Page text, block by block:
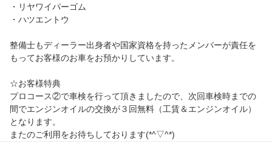
・リヤワイパーゴム
・ハツエントウ
整備士もディーラー出身者や国家資格を持ったメンバーが責任を
もってお客様のお車をお預かりしています。
☆お客様特典
プロコース②で車検を行って頂きましたので、次回車検時までの
間でエンジンオイルの交換が３回無料（工賃＆エンジンオイル）
となります。
またのご利用をお待ちしております(*^▽^*)